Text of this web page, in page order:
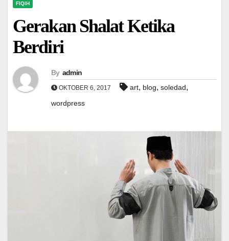
FIQIH
Gerakan Shalat Ketika
Berdiri
By admin
OKTOBER 6, 2017 art, blog, soledad,
wordpress